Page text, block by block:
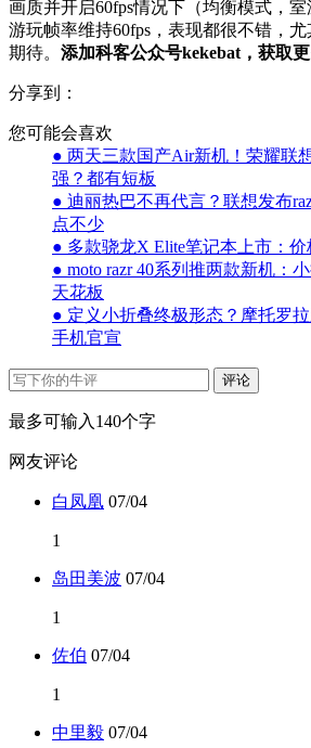
画质并开启60fps情况下（均衡模式，室
游玩帧率维持60fps，表现都很不错，
期待。 添加科客公众号kekebat，获取更
分享到：
您可能会喜欢
● 两天三款国产Air新机！荣耀联
强？都有短板
● 迪丽热巴不再代言？联想发布
点不少
● 多款骁龙X Elite笔记本上市：
● moto razr 40系列推两款新机：
天花板
● 定义小折叠终极形态？摩托罗
手机官宣
评论
最多可输入140个字
网友评论
白凤凰 07/04
1
岛田美波 07/04
1
佐伯 07/04
1
中里毅 07/04